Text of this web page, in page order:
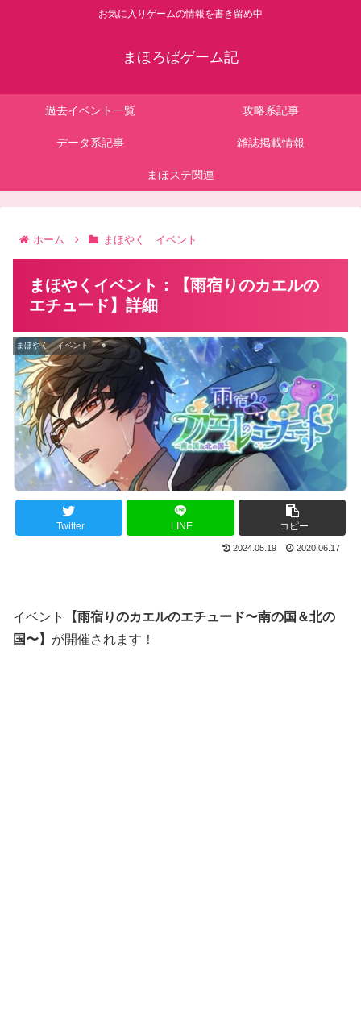
お気に入りゲームの情報を書き留め中
まほろばゲーム記
過去イベント一覧 攻略系記事
データ系記事 雑誌掲載情報
まほステ関連
ホーム まほやく イベント
まほやくイベント：【雨宿りのカエルの
エチュード】詳細
まほやく イベント
Twitter LINE コピー
2024.05.19 2020.06.17
イベント
【雨宿りのカエルのエチュード〜南の国＆北の
国〜】 が開催されます！